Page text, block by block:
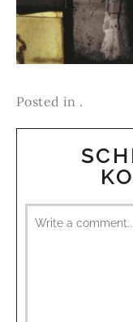
Posted in .